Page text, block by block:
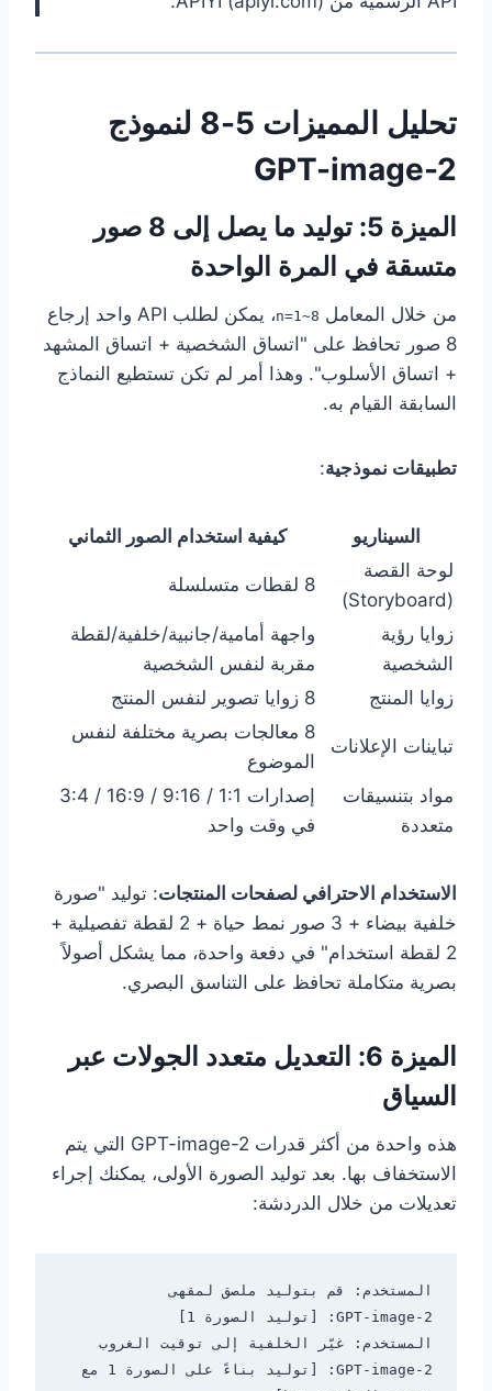
تحليل المميزات 5-8 لنموذج
GPT-image-2
الميزة 5: توليد ما يصل إلى 8 صور
متسقة في المرة الواحدة
من خلال المعامل n=1~8
، يمكن لطلب API واحد إرجاع
8 صور تحافظ على "اتساق الشخصية + اتساق المشهد
+ اتساق الأسلوب". وهذا أمر لم تكن تستطيع النماذج
السابقة القيام به.
تطبيقات نموذجية:
السيناريو
كيفية استخدام الصور الثماني
لوحة القصة
(Storyboard)
8 لقطات متسلسلة
زوايا رؤية
الشخصية
واجهة أمامية/جانبية/خلفية/لقطة
مقربة لنفس الشخصية
زوايا المنتج
8 زوايا تصوير لنفس المنتج
تباينات الإعلانات
8 معالجات بصرية مختلفة لنفس
الموضوع
مواد بتنسيقات
متعددة
إصدارات 1:1 / 9:16 / 16:9 / 3:4
في وقت واحد
الاستخدام الاحترافي لصفحات المنتجات: توليد "صورة
خلفية بيضاء + 3 صور نمط حياة + 2 لقطة تفصيلية +
2 لقطة استخدام" في دفعة واحدة، مما يشكل أصولاً
بصرية متكاملة تحافظ على التناسق البصري.
الميزة 6: التعديل متعدد الجولات عبر
السياق
هذه واحدة من أكثر قدرات GPT-image-2 التي يتم
الاستخفاف بها. بعد توليد الصورة الأولى، يمكنك إجراء
تعديلات من خلال الدردشة:
المستخدم: قم بتوليد ملصق لمقهى